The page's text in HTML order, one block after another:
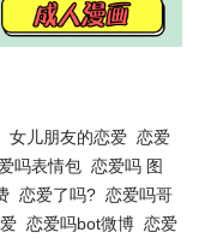
女儿朋友的恋爱 恋爱
吗表情包 恋爱吗 图
恋爱了吗? 恋爱吗哥
恋爱吗bot微博 恋爱